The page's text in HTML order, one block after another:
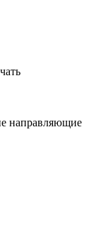
направляющие